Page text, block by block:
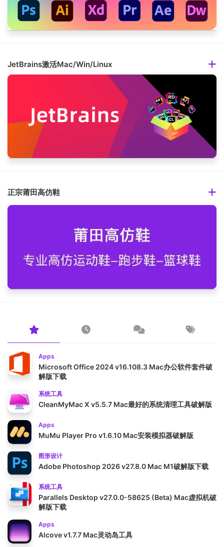
JetBrains激活Mac/Win/Linux
正宗莆田高仿鞋
Apps
Microsoft Office 2024 v16.108.3 Mac办公软件套件破
解版下载
系统工具
CleanMyMac X v5.5.7 Mac最好的系统清理工具破解版
Apps
MuMu Player Pro v1.6.10 Mac安装模拟器破解版
图形设计
Adobe Photoshop 2026 v27.8.0 Mac M1破解版下载
系统工具
Parallels Desktop v27.0.0-58625 (Beta) Mac虚拟机破
解版下载
Apps
Alcove v1.7.7 Mac灵动岛工具